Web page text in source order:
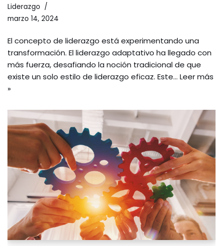
Liderazgo
marzo 14, 2024
El concepto de liderazgo está experimentando una
transformación. El liderazgo adaptativo ha llegado con
más fuerza, desafiando la noción tradicional de que
existe un solo estilo de liderazgo eficaz. Este… Leer más
»